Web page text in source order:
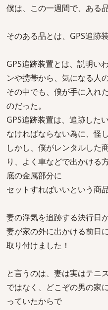
僕は、この一週間で、ある
そのある品とは、GPS追跡装
GPS追跡装置とは、説明い
ンや携帯から、気になる人
その中でも、僕が手に入れ
のだった。
GPS追跡装置は、追跡した
なければならない為に、怪
しかし、僕がレンタルした
り、よく車などで出かける
底の金属部分に
セットすればいいという商品
妻の浮気を追跡する決行日
妻が家の外に出かける前日
取り付けました！
と言うのは、妻は実はテニ
ではなく、どこぞの男の家
っていたからで